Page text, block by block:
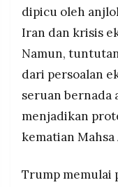
PT.
RESOLUSI
PRAMUDITA
dipicu oleh
Iran dan krisis
Namun,
dari persoalan
seruan bernada
menjadikan
kematian Mahsa
Trump memulai